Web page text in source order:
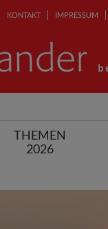
KONTAKT IMPRESSUM
THEMEN
2026